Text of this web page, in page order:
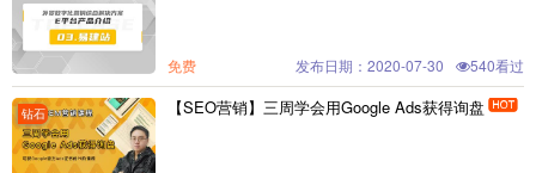
免费 发布日期：2020-07-30 540看过
钻石 【SEO营销】三周学会用Google Ads获得询盘 